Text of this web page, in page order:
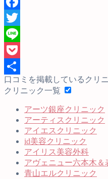
口コミを掲載しているクリ
クリニック一覧
アーツ銀座クリニック
アーティスクリニック
アイエスクリニック
id美容クリニック
アイリス美容外科
アヴェニュー六本木＆
青山エルクリニック